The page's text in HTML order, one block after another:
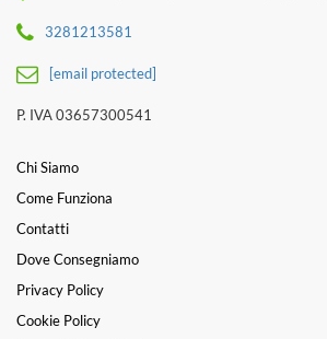
3281213581
[email protected]
P. IVA 03657300541
Chi Siamo
Come Funziona
Contatti
Dove Consegniamo
Privacy Policy
Cookie Policy